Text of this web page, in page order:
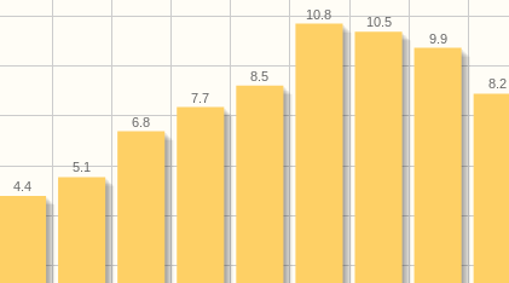
8.2
9.9
10.5
10.8
8.5
7.7
6.8
5.1
4.4